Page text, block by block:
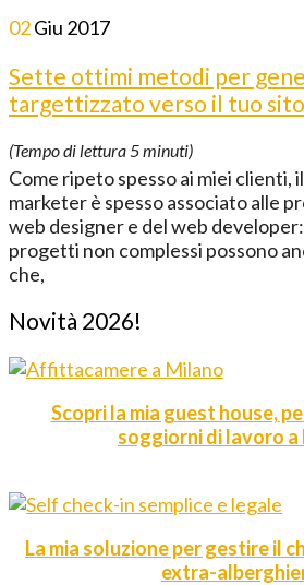
02Giu 2017
Sette ottimi metodi per
targettizzato verso il tuo
(Tempo di lettura5minuti)
Come ripeto spesso ai miei clienti,
marketer è spesso associato alle
web designer e del web
progetti non complessi possono
che,
Novità 2026!
Scopri la mia guest house,
soggiorni di lavoro
La mia soluzione per gestire il
extra-